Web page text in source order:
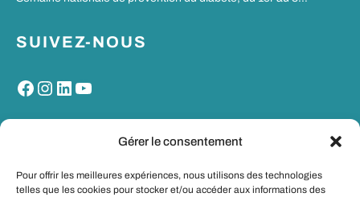
Gérer le consentement
Pour offrir les meilleures expériences, nous utilisons des technologies
telles que les cookies pour stocker et/ou accéder aux informations des
SUIVEZ-NOUS
Facebook Instagram LinkedIn YouTube
MON PORTAIL SANTE